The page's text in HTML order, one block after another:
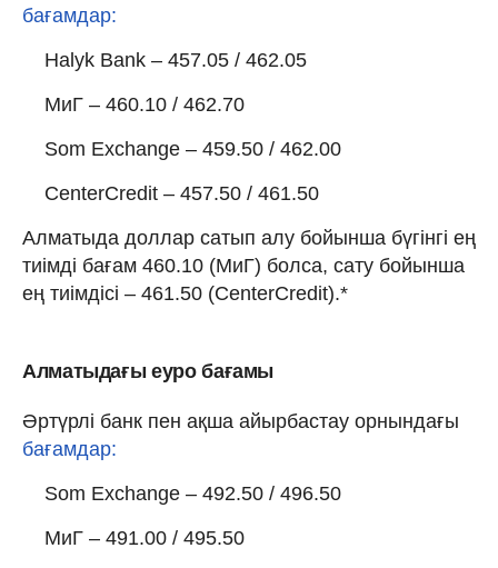
бағамдар:
Halyk Bank – 457.05 / 462.05
МиГ – 460.10 / 462.70
Som Exchange – 459.50 / 462.00
CenterCredit – 457.50 / 461.50
Алматыда доллар сатып алу бойынша бүгінгі ең
тиімді бағам 460.10 (МиГ) болса, сату бойынша
ең тиімдісі – 461.50 (CenterCredit).*
Алматыдағы еуро бағамы
Әртүрлі банк пен ақша айырбастау орнындағы
бағамдар:
Som Exchange – 492.50 / 496.50
МиГ – 491.00 / 495.50